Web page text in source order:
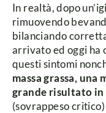
In realtà, dopo
rimuovendo
bilanciando
arrivato ed oggi ha
questi sintomi
massa grassa, una
grande risultato in
(sovrappeso